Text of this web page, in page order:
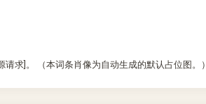
求]。 （本词条肖像为自动生成的默认占位图。）